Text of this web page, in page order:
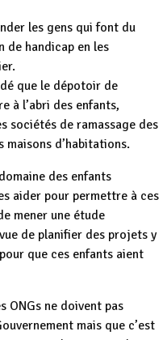
les gens qui font du
de handicap en les
que le dépotoir de
à l’abri des enfants,
sociétés de ramassage des
maisons d’habitations.
des enfants
aider pour permettre à ces
mener une étude
de planifier des projets y
que ces enfants aient
ONGs ne doivent pas
mais que c’est